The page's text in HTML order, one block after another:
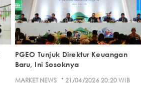
PGEO Tunjuk Direktur Keuangan
Baru, Ini Sosoknya
MARKET NEWS · 21/04/2026 20:20 WIB